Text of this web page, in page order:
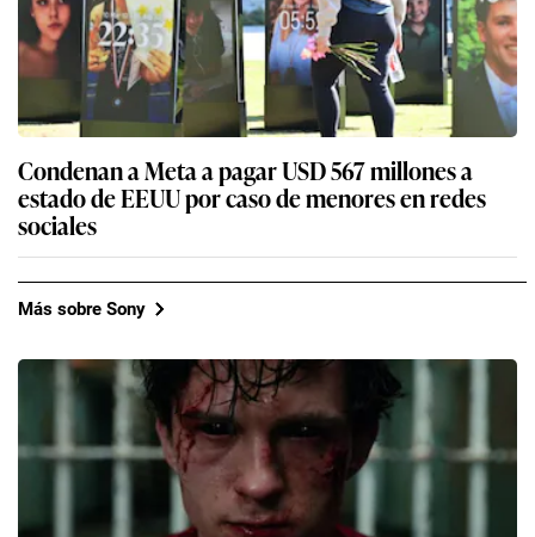
Condenan a Meta a pagar USD 567 millones a
estado de EEUU por caso de menores en redes
sociales
Más sobre Sony